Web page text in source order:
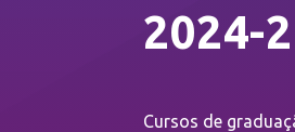
2024-2
Cursos de